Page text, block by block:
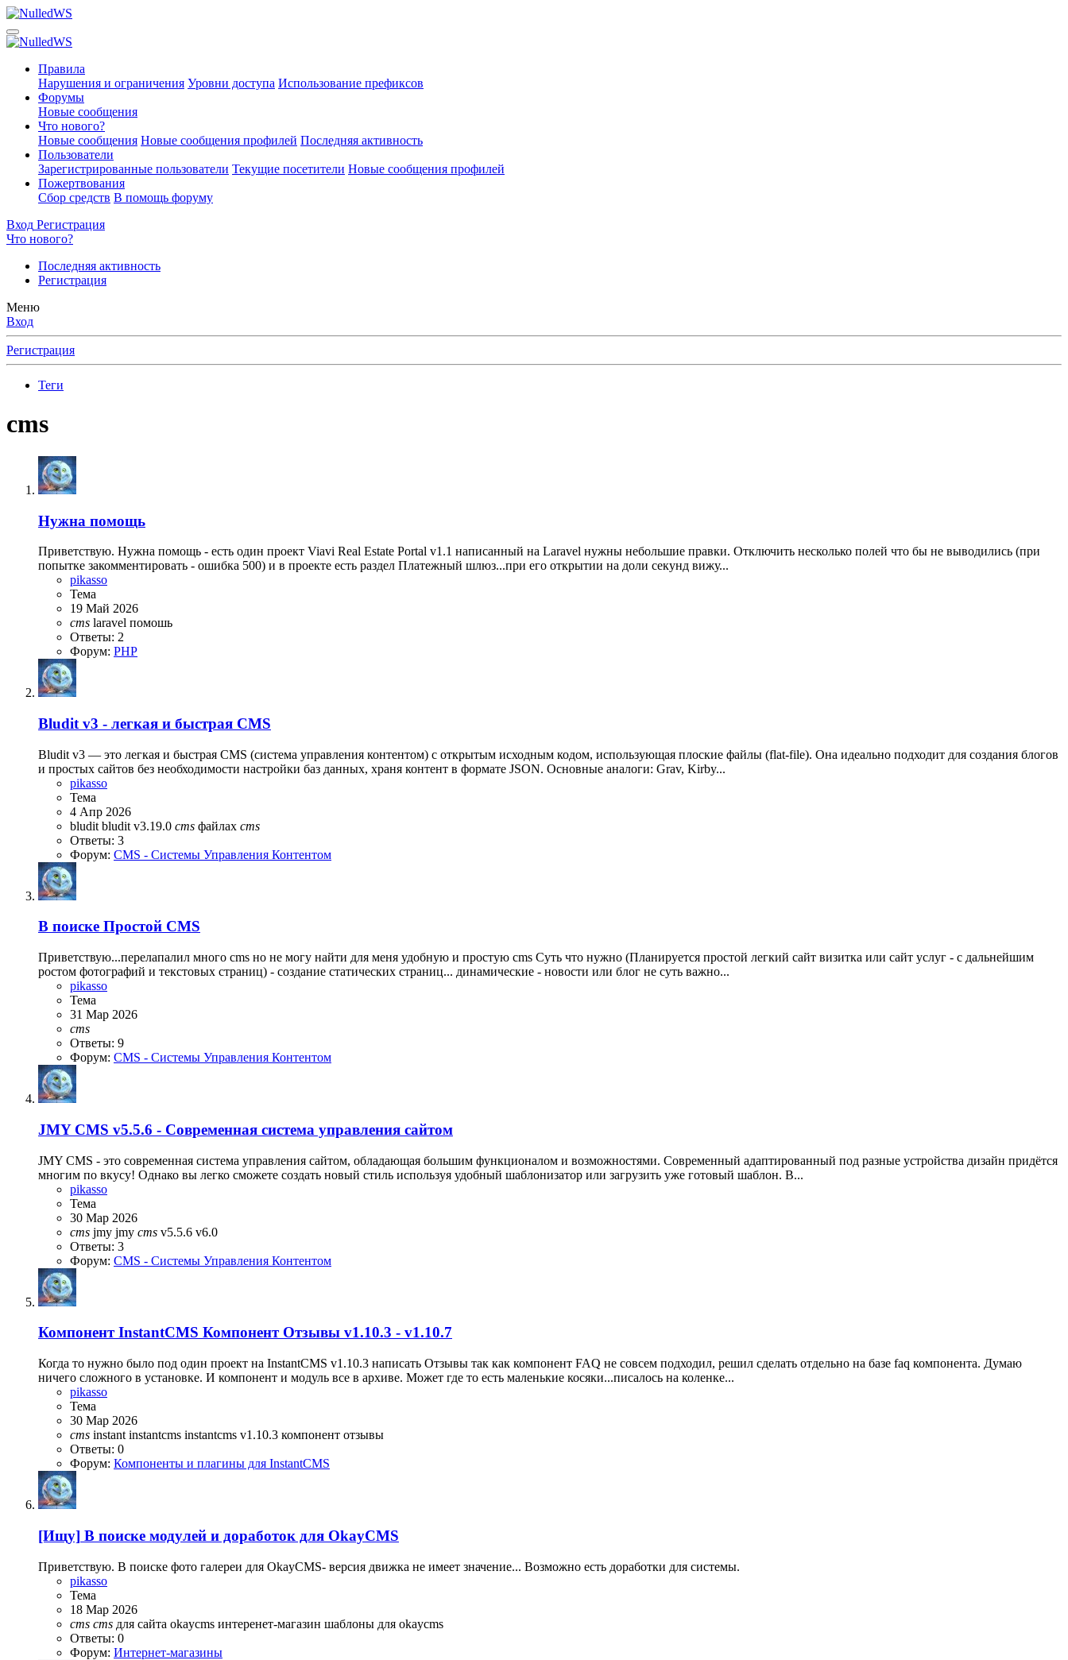
Правила
Нарушения и ограничения Уровни доступа Использование префиксов
Форумы
Новые сообщения
Что нового?
Новые сообщения Новые сообщения профилей Последняя активность
Пользователи
Зарегистрированные пользователи Текущие посетители Новые сообщения профилей
Пожертвования
Сбор средств В помощь форуму
Вход Регистрация
Что нового?
Последняя активность
Регистрация
Меню
Вход
Регистрация
Теги
cms
Нужна помощь
Приветствую. Нужна помощь - есть один проект Viavi Real Estate Portal v1.1 написанный на Laravel нужны небольшие правки. Отключить несколько полей что бы не выводились (при
попытке закомментировать - ошибка 500) и в проекте есть раздел Платежный шлюз...при его открытии на доли секунд вижу...
pikasso
Тема
19 Май 2026
cms laravel помошь
Ответы: 2
Форум: PHP
Bludit v3 - легкая и быстрая CMS
Bludit v3 — это легкая и быстрая CMS (система управления контентом) с открытым исходным кодом, использующая плоские файлы (flat-file). Она идеально подходит для создания блогов
и простых сайтов без необходимости настройки баз данных, храня контент в формате JSON. Основные аналоги: Grav, Kirby...
pikasso
Тема
4 Апр 2026
bludit bludit v3.19.0 cms файлах cms
Ответы: 3
Форум: CMS - Системы Управления Контентом
В поиске Простой CMS
Приветствую...перелапалил много cms но не могу найти для меня удобную и простую cms Суть что нужно (Планируется простой легкий сайт визитка или сайт услуг - с дальнейшим
ростом фотографий и текстовых страниц) - создание статических страниц... динамические - новости или блог не суть важно...
pikasso
Тема
31 Мар 2026
cms
Ответы: 9
Форум: CMS - Системы Управления Контентом
JMY CMS v5.5.6 - Современная система управления сайтом
JMY CMS - это современная система управления сайтом, обладающая большим функционалом и возможностями. Современный адаптированный под разные устройства дизайн придётся
многим по вкусу! Однако вы легко сможете создать новый стиль используя удобный шаблонизатор или загрузить уже готовый шаблон. В...
pikasso
Тема
30 Мар 2026
cms jmy jmy cms v5.5.6 v6.0
Ответы: 3
Форум: CMS - Системы Управления Контентом
Компонент InstantCMS Компонент Отзывы v1.10.3 - v1.10.7
Когда то нужно было под один проект на InstantCMS v1.10.3 написать Отзывы так как компонент FAQ не совсем подходил, решил сделать отдельно на базе faq компонента. Думаю
ничего сложного в установке. И компонент и модуль все в архиве. Может где то есть маленькие косяки...писалось на коленке...
pikasso
Тема
30 Мар 2026
cms instant instantcms instantcms v1.10.3 компонент отзывы
Ответы: 0
Форум: Компоненты и плагины для InstantCMS
[Ищу] В поиске модулей и доработок для OkayCMS
Приветствую. В поиске фото галереи для OkayCMS- версия движка не имеет значение... Возможно есть доработки для системы.
pikasso
Тема
18 Мар 2026
cms cms для сайта okaycms интеренет-магазин шаблоны для okaycms
Ответы: 0
Форум: Интернет-магазины